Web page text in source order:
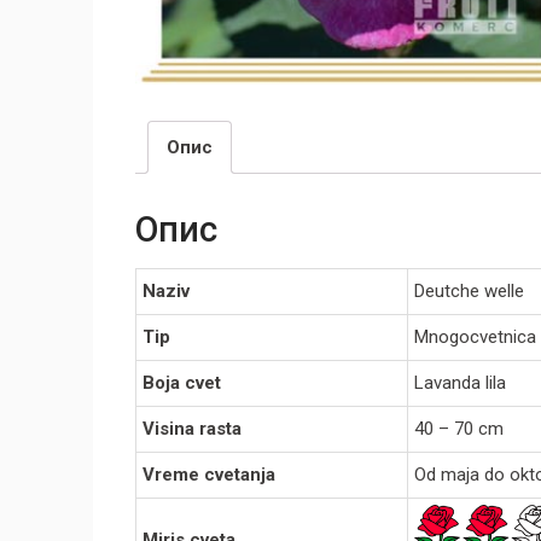
Опис
Опис
Naziv Deutche welle
Tip Mnogocvetnica
Boja cvet Lavanda lila
Visina rasta 40 – 70 cm
Vreme cvetanja Od maja do